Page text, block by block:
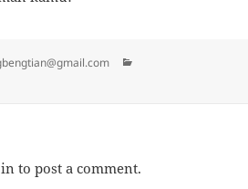
to post a comment.